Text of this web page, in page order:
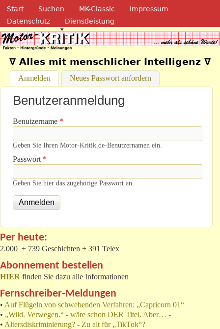
Direkt zum Inhalt
Navigation
Start Suchen MK-Classic
Impressum
Datenschutz
Dienstleistung
Motor-Kritik.de
∇ Alles mit menschlicher Intelligenz ∇
Anmelden (aktiver Reiter)
Neues Passwort anfordern
Benutzeranmeldung
Benutzername *
Geben Sie Ihren Motor-Kritik.de-Benutzernamen ein.
Passwort *
Geben Sie hier das zugehörige Passwort an.
Per heute:
2.000 + 739 Geschichten + 391 Telex
Abonnement bestellen
HIER finden Sie dazu alle Informationen
Fernschreiber-Meldungen
• Auf Flügeln von schwebenden Verfahren: „Capricorn 01“
• „Wild. Verwegen.“ - wäre schon DER Titel. Aber… -
• Altersdiskriminierung? - Zu alt für „TikTok“?